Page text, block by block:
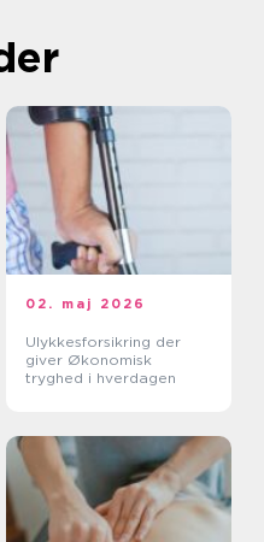
02. maj 2026
Ulykkesforsikring der
giver Økonomisk
tryghed i hverdagen